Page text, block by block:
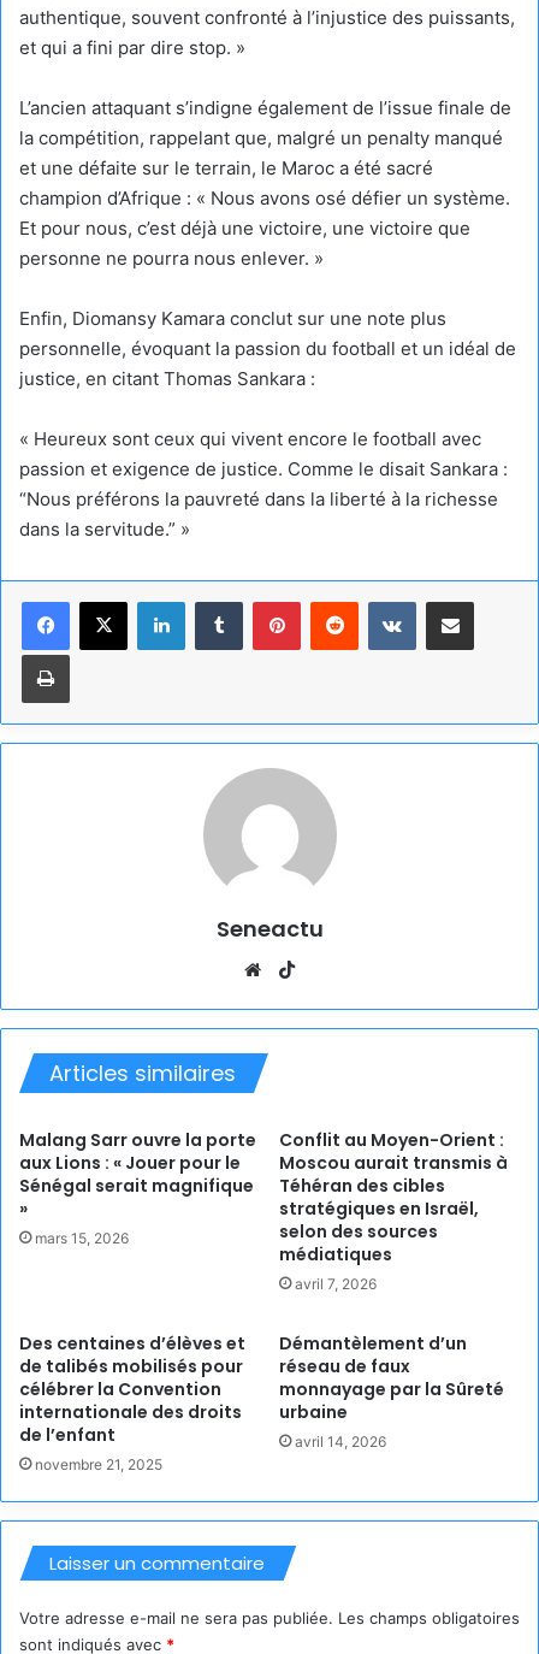
authentique, souvent confronté à l’injustice des puissants,
et qui a fini par dire stop. »
L’ancien attaquant s’indigne également de l’issue finale de
la compétition, rappelant que, malgré un penalty manqué
et une défaite sur le terrain, le Maroc a été sacré
champion d’Afrique : « Nous avons osé défier un système.
Et pour nous, c’est déjà une victoire, une victoire que
personne ne pourra nous enlever. »
Enfin, Diomansy Kamara conclut sur une note plus
personnelle, évoquant la passion du football et un idéal de
justice, en citant Thomas Sankara :
« Heureux sont ceux qui vivent encore le football avec
passion et exigence de justice. Comme le disait Sankara :
“Nous préférons la pauvreté dans la liberté à la richesse
dans la servitude.” »
LinkedinTumblr PinterestReddit VKontaktePartager par email
Imprimer
Seneactu
Website
Articles similaires
Malang Sarr ouvre la porte
aux Lions : « Jouer pour le
Sénégal serait magnifique
»
mars 15, 2026
Conflit au Moyen-Orient :
Moscou aurait transmis à
Téhéran des cibles
stratégiques en Israël,
selon des sources
médiatiques
avril 7, 2026
Des centaines d’élèves et
de talibés mobilisés pour
célébrer la Convention
internationale des droits
de l’enfant
novembre 21, 2025
Démantèlement d’un
réseau de faux
monnayage par la Sûreté
urbaine
avril 14, 2026
Laisser un commentaire
Votre adresse e-mail ne sera pas publiée. Les champs obligatoires
sont indiqués avec *